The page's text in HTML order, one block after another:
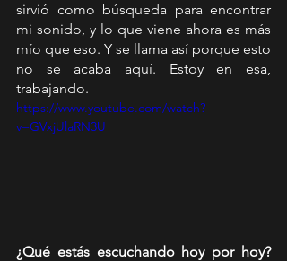
sirvió como búsqueda para encontrar
mi sonido, y lo que viene ahora es más
mío que eso. Y se llama así porque esto
no se acaba aquí. Estoy en esa,
trabajando.
https://www.youtube.com/watch?
v=GVxjUlaRN3U
¿Qué estás escuchando hoy por hoy?